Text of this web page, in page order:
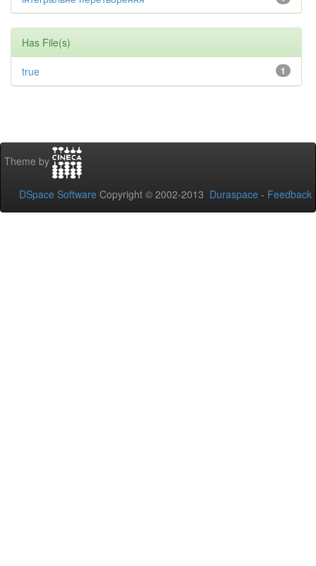
Has File(s)
1
true
Theme by
DSpace Software Copyright © 2002-2013 Duraspace - Feedback